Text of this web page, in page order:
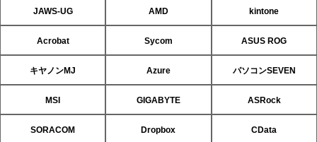
JAWS-UG AMD kintone
Acrobat Sycom ASUS ROG
キヤノンMJ Azure パソコンSEVEN
MSI GIGABYTE ASRock
SORACOM Dropbox CData